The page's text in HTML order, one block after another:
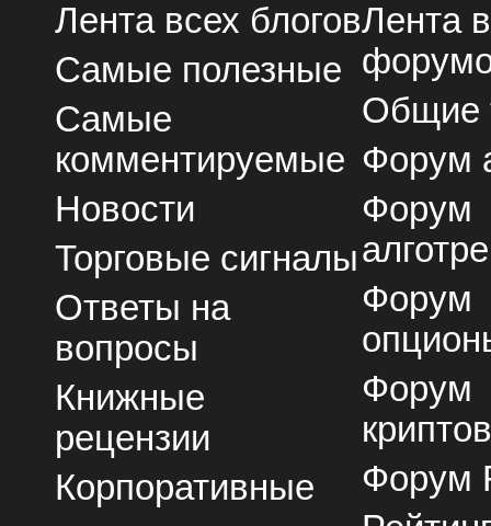
Лента всех блогов
Самые полезные
Самые
комментируемые
Новости
Торговые сигналы
Ответы на
вопросы
Книжные
рецензии
Корпоративные
Лента
Общие
Форум
Форум
Форум
Форум
Форум